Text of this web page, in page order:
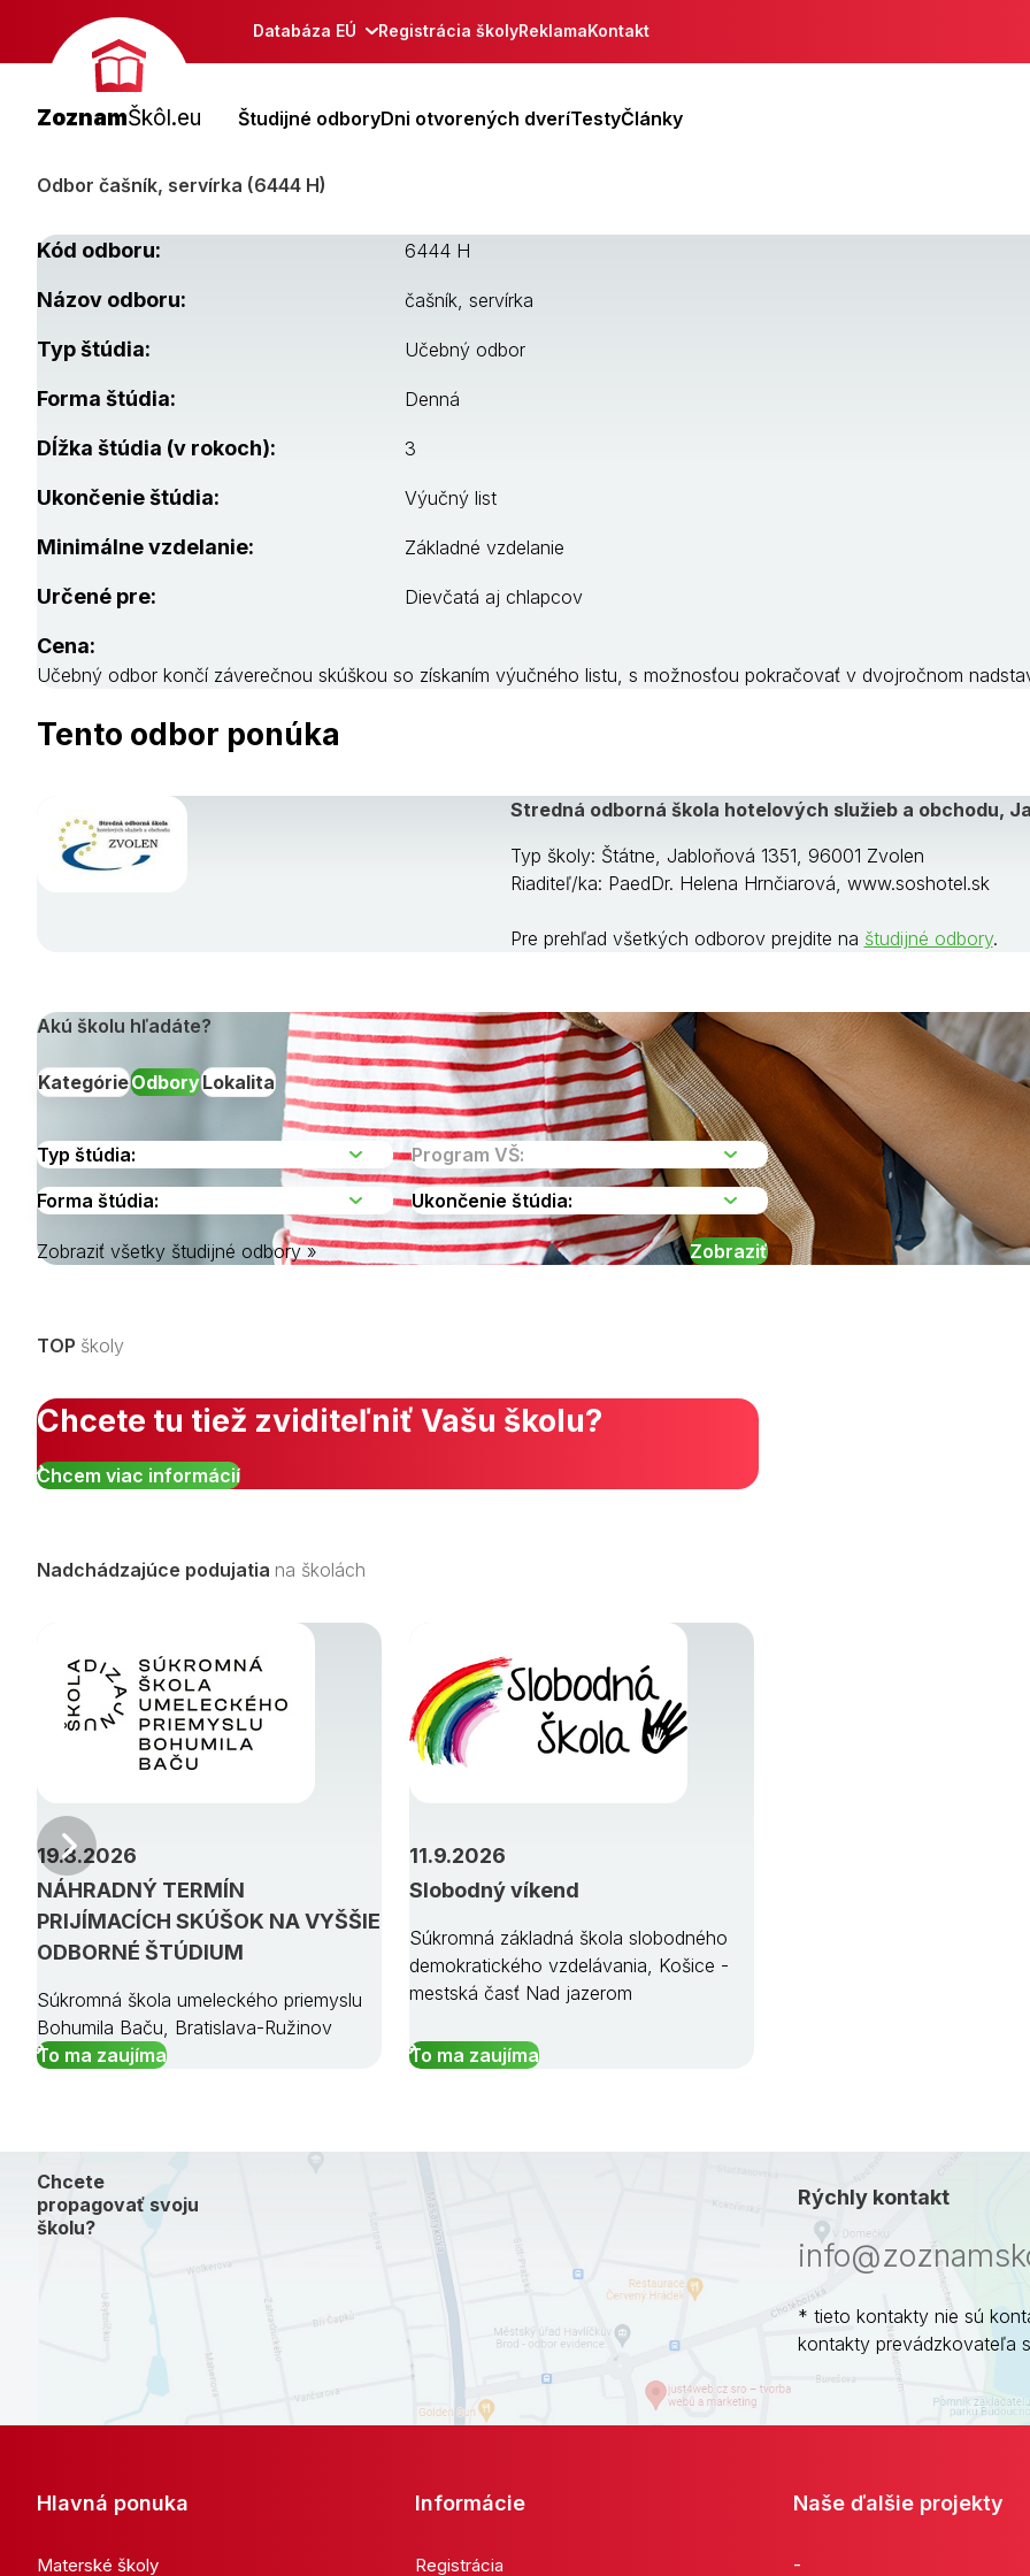
Databáza EÚ Registrácia školyReklamaKontakt
ZoznamŠkôl.eu Študijné odboryDni otvorených dveríTestyČlánky
Odbor čašník, servírka (6444 H)
Kód odboru: 6444 H
Názov odboru: čašník, servírka
Typ štúdia: Učebný odbor
Forma štúdia: Denná
Dĺžka štúdia (v rokoch): 3
Ukončenie štúdia: Výučný list
Minimálne vzdelanie: Základné vzdelanie
Určené pre: Dievčatá aj chlapcov
Cena:
Učebný odbor končí záverečnou skúškou so získaním výučného listu, s možnosťou pokračovať v dvojročnom
Tento odbor ponúka
Stredná odborná škola hotelových služieb a obchodu,
Typ školy: Štátne, Jabloňová 1351, 96001 Zvolen
Riaditeľ/ka: PaedDr. Helena Hrnčiarová, www.soshotel.sk
Pre prehľad všetkých odborov prejdite na študijné odbory.
Akú školu hľadáte?
KategórieOdboryLokalita
Zobraziť všetky študijné odbory »
TOP školy
Chcete tu tiež zviditeľniť Vašu školu?
Chcem viac informácií
Nadchádzajúce podujatia na školách
NÁHRADNÝ TERMÍN
PRIJÍMACÍCH SKÚŠOK NA VYŠŠIE
ODBORNÉ ŠTÚDIUM
19.8.2026
Súkromná škola umeleckého priemyslu
Bohumila Baču, Bratislava-Ružinov
To ma zaujíma
Slobodný víkend
11.9.2026
Súkromná základná škola slobodného
demokratického vzdelávania, Košice -
mestská časť Nad jazerom
To ma zaujíma
Predchádzajúci
Chcete
propagovať svoju
školu?
Rýchly kontakt
* tieto kontakty nie sú
kontakty prevádzkovateľa
Hlavná ponuka
Materské školy
Informácie
Registrácia
Naše ďalšie projekty
-